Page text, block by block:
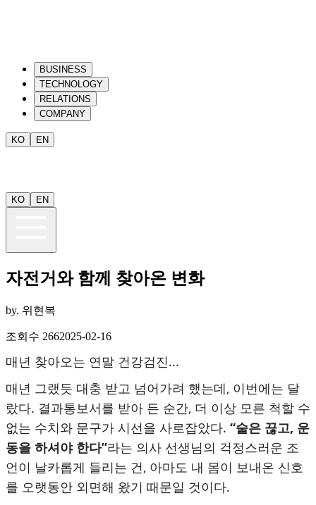
BUSINESS
TECHNOLOGY
RELATIONS
COMPANY
KO EN
KO EN
자전거와 함께 찾아온 변화
by. 위현복
조회수 2662025-02-16
매년 찾아오는 연말 건강검진...
매년 그랬듯 대충 받고 넘어가려 했는데, 이번에는 달
랐다. 결과통보서를 받아 든 순간, 더 이상 모른 척할 수
없는 수치와 문구가 시선을 사로잡았다. “술은 끊고, 운
동을 하셔야 한다”라는 의사 선생님의 걱정스러운 조
언이 날카롭게 들리는 건, 아마도 내 몸이 보내온 신호
를 오랫동안 외면해 왔기 때문일 것이다.